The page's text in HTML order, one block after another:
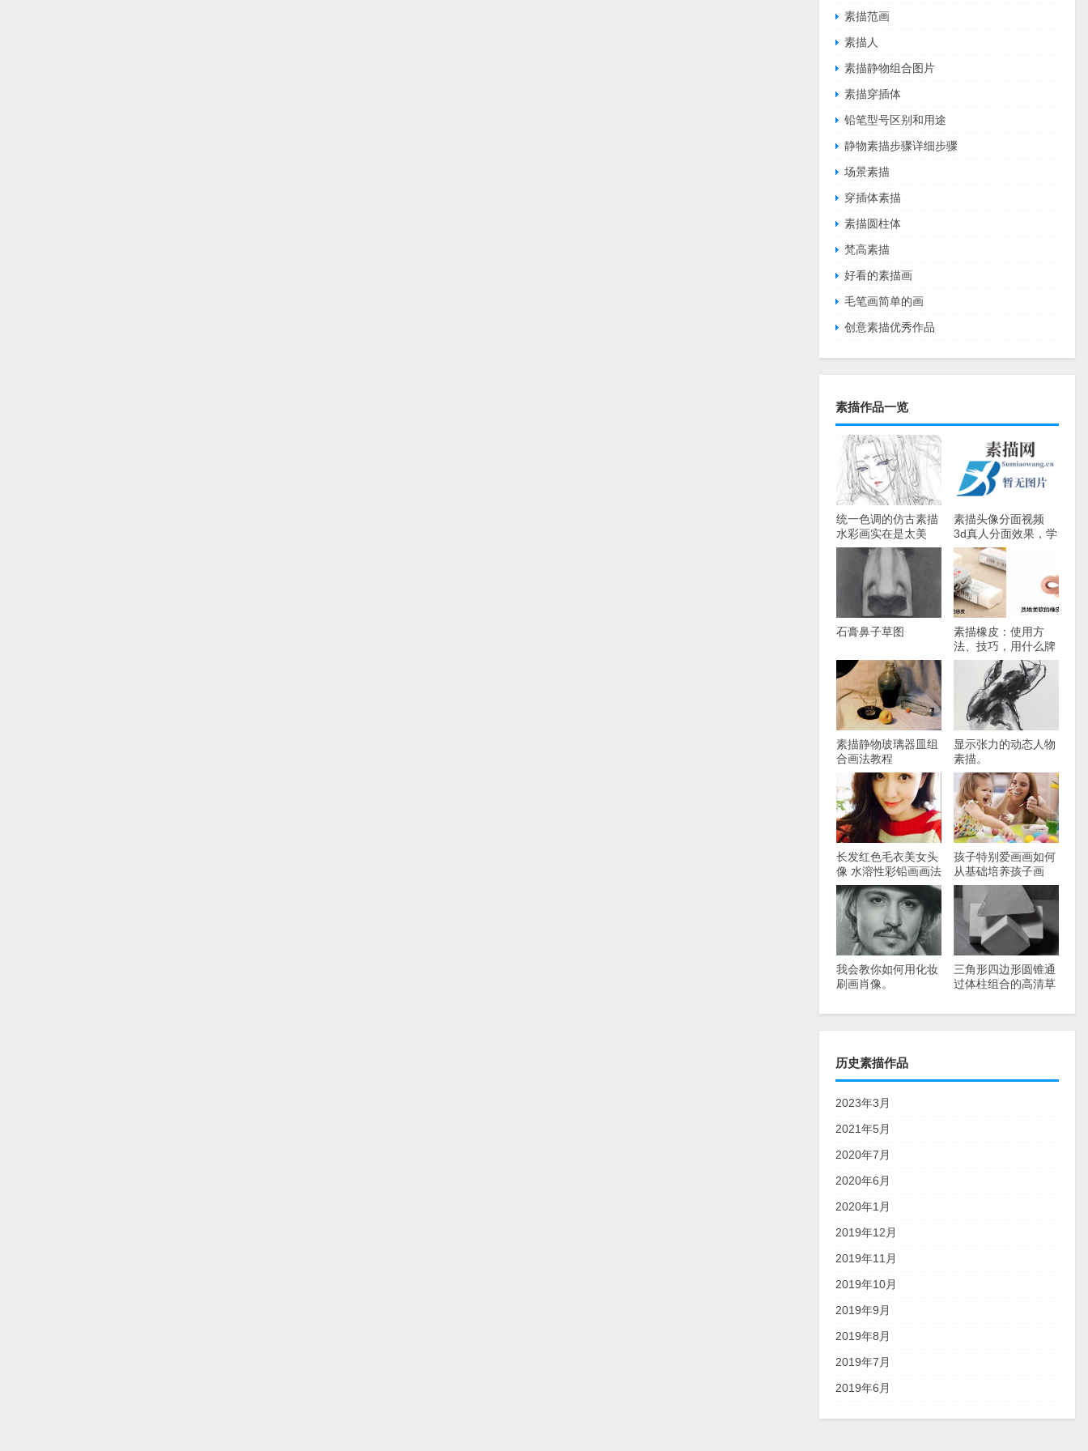
素描范画
素描人
素描静物组合图片
素描穿插体
铅笔型号区别和用途
静物素描步骤详细步骤
场景素描
穿插体素描
素描圆柱体
梵高素描
好看的素描画
毛笔画简单的画
创意素描优秀作品
素描作品一览
统一色调的仿古素描
水彩画实在是太美
了。
素描头像分面视频
3d真人分面效果，学
画素描头像必看！
石膏鼻子草图
素描橡皮：使用方
法、技巧，用什么牌
子的好？
素描静物玻璃器皿组
合画法教程
显示张力的动态人物
素描。
长发红色毛衣美女头
像 水溶性彩铅画画法
孩子特别爱画画如何
从基础培养孩子画
画?
我会教你如何用化妆
刷画肖像。
三角形四边形圆锥通
过体柱组合的高清草
历史素描作品
2023年3月
2021年5月
2020年7月
2020年6月
2020年1月
2019年12月
2019年11月
2019年10月
2019年9月
2019年8月
2019年7月
2019年6月